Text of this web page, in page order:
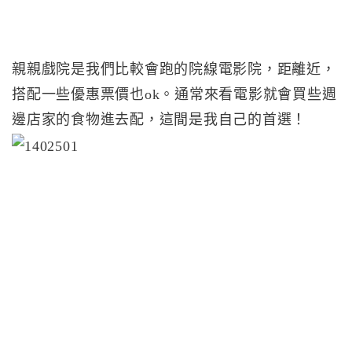
親親戲院是我們比較會跑的院線電影院，距離近，
搭配一些優惠票價也ok。通常來看電影就會買些週
邊店家的食物進去配，這間是我自己的首選！